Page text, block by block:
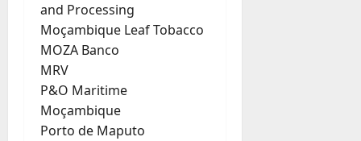
and Processing
Moçambique Leaf Tobacco
MOZA Banco
MRV
P&O Maritime
Moçambique
Porto de Maputo